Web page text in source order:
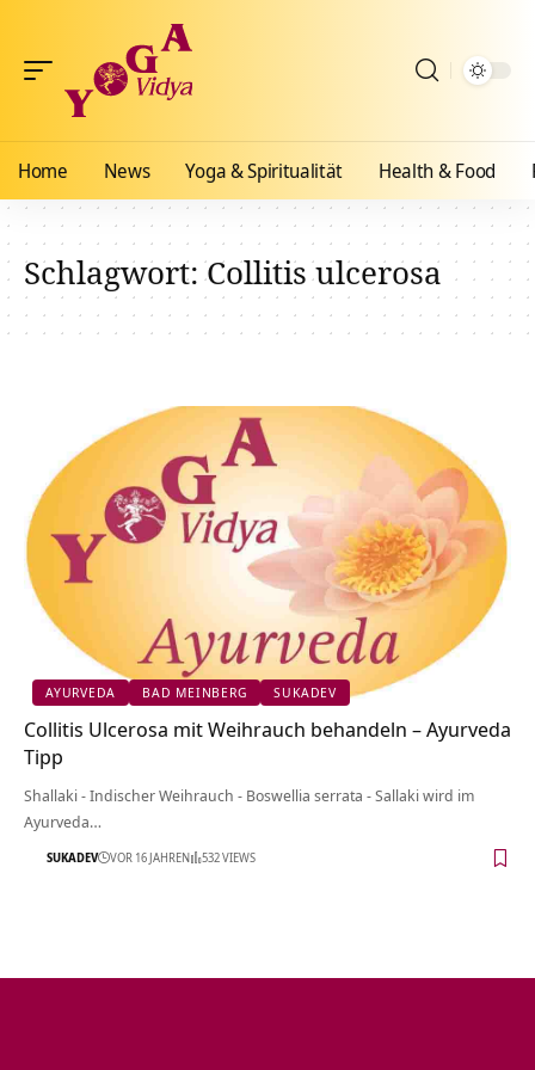
Home News Yoga & Spiritualität Health & Food
Schlagwort:Collitis ulcerosa
AYURVEDA BAD MEINBERG SUKADEV
Collitis Ulcerosa mit Weihrauch behandeln – Ayurveda
Tipp
Shallaki - Indischer Weihrauch - Boswellia serrata - Sallaki wird im
Ayurveda…
SUKADEV VOR 16 JAHREN 532 VIEWS